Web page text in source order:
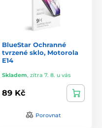
BlueStar Ochranné
tvrzené sklo, Motorola
E14
Skladem, zítra 7. 8. u vás
89 Kč
Porovnat